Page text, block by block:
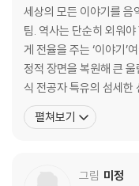
반란군 대장이 된 전쟁 영
[스토리 요약] 새로운 왕조
고려면 어떠하리, 조선이
[스토리 요약] 개혁과 혁명,
2장. 조선
· 왕 계보 외울 때 보는 TIP
세상의 모든 이야기를 음
팀. 역사는 단순히 외워
게 전율을 주는 ‘이야기’
정적 장면을 복원해 큰 울림을 전하고
식 전공자 특유의 섬세한
의 멜로디를 따라가다 보
인 전쟁사는 한 편의 영화
펼쳐보기
그림 미정